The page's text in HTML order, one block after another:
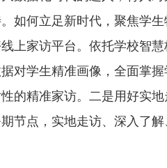
如何立足新时代，聚焦学
上家访平台。依托学校智
对学生精准画像，全面掌
的精准家访。二是用好实
节点，实地走访、深入了